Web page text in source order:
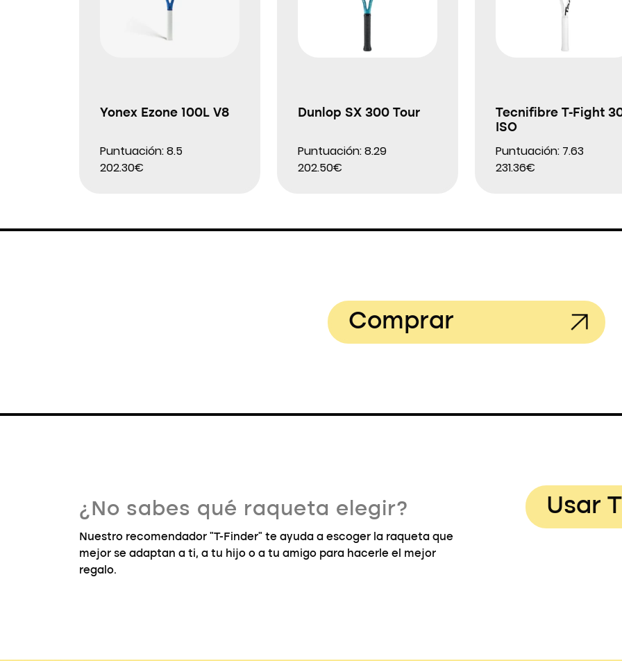
Yonex Ezone 100L V8
Puntuación: 8.5
202.30€
Dunlop SX 300 Tour
Puntuación: 8.29
202.50€
Tecnifibre T-Fight
ISO
Puntuación: 7.63
231.36€
Comprar
¿No sabes qué raqueta elegir?
Nuestro recomendador "T-Finder" te ayuda a escoger la raqueta que
mejor se adaptan a ti, a tu hijo o a tu amigo para hacerle el mejor
regalo.
Usar